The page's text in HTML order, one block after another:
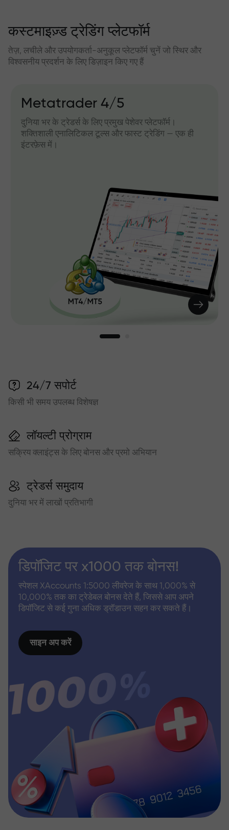
कस्टमाइज़्ड ट्रेडिंग प्लेटफॉर्म
तेज़, लचीले और उपयोगकर्ता-अनुकूल प्लेटफॉर्म चुनें जो स्थिर और
विश्वसनीय प्रदर्शन के लिए डिज़ाइन किए गए हैं
Metatrader 4/5
दुनिया भर के ट्रेडर्स के लिए प्रमुख पेशेवर प्लेटफॉर्म।
शक्तिशाली एनालिटिकल टूल्स और फास्ट ट्रेडिंग — एक ही
इंटरफ़ेस में।
24/7 सपोर्ट
किसी भी समय उपलब्ध विशेषज्ञ
लॉयल्टी प्रोग्राम
सक्रिय क्लाइंट्स के लिए बोनस और प्रमो अभियान
ट्रेडर्स समुदाय
दुनिया भर में लाखों प्रतिभागी
डिपॉजिट पर x1000 तक बोनस!
स्पेशल XAccounts 1:5000 लीवरेज के साथ 1,000% से
10,000% तक का ट्रेडेबल बोनस देते हैं, जिससे आप अपने
डिपॉजिट से कई गुना अधिक ड्रॉडाउन सहन कर सकते हैं।
साइन अप करें